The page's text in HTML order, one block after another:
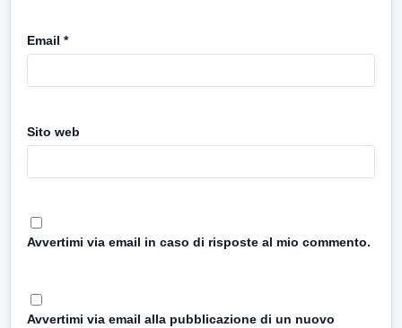
Email *
Sito web
Avvertimi via email in caso di risposte al mio commento.
Avvertimi via email alla pubblicazione di un nuovo